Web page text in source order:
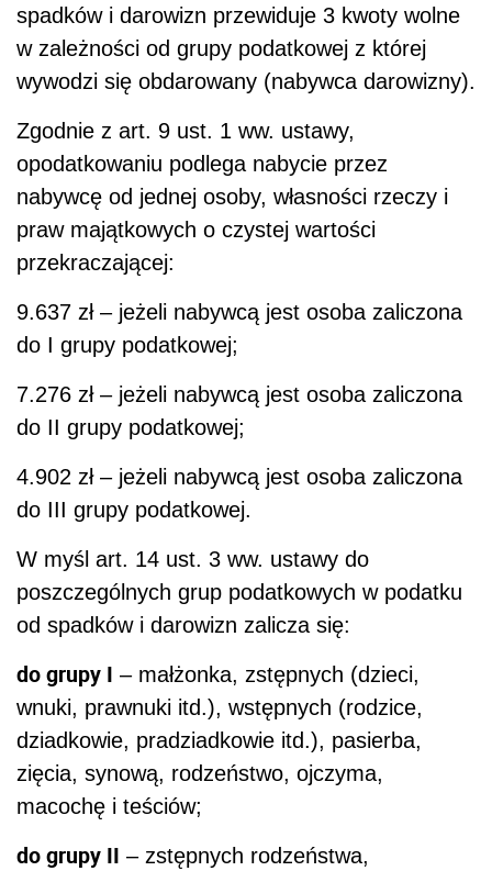
spadków i darowizn przewiduje 3 kwoty wolne
w zależności od grupy podatkowej z której
wywodzi się obdarowany (nabywca darowizny).
Zgodnie z art. 9 ust. 1 ww. ustawy,
opodatkowaniu podlega nabycie przez
nabywcę od jednej osoby, własności rzeczy i
praw majątkowych o czystej wartości
przekraczającej:
9.637 zł – jeżeli nabywcą jest osoba zaliczona
do I grupy podatkowej;
7.276 zł – jeżeli nabywcą jest osoba zaliczona
do II grupy podatkowej;
4.902 zł – jeżeli nabywcą jest osoba zaliczona
do III grupy podatkowej.
W myśl art. 14 ust. 3 ww. ustawy do
poszczególnych grup podatkowych w podatku
od spadków i darowizn zalicza się:
do grupy I – małżonka, zstępnych (dzieci,
wnuki, prawnuki itd.), wstępnych (rodzice,
dziadkowie, pradziadkowie itd.), pasierba,
zięcia, synową, rodzeństwo, ojczyma,
macochę i teściów;
do grupy II – zstępnych rodzeństwa,